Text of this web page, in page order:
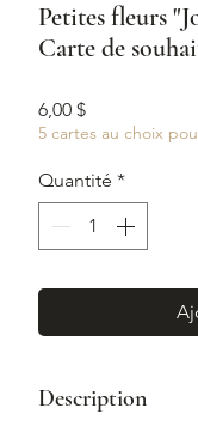
Petites fleurs
Carte de
6,00 $Prix
5 cartes au choix
Quantité *
Description